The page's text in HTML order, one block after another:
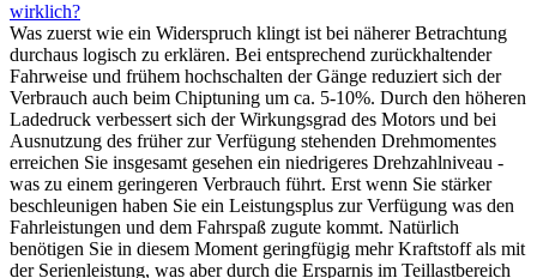
wirklich?
Was zuerst wie ein Widerspruch klingt ist bei näherer Betrachtung
durchaus logisch zu erklären. Bei entsprechend zurückhaltender
Fahrweise und frühem hochschalten der Gänge reduziert sich der
Verbrauch auch beim Chiptuning um ca. 5-10%. Durch den höheren
Ladedruck verbessert sich der Wirkungsgrad des Motors und bei
Ausnutzung des früher zur Verfügung stehenden Drehmomentes
erreichen Sie insgesamt gesehen ein niedrigeres Drehzahlniveau -
was zu einem geringeren Verbrauch führt. Erst wenn Sie stärker
beschleunigen haben Sie ein Leistungsplus zur Verfügung was den
Fahrleistungen und dem Fahrspaß zugute kommt. Natürlich
benötigen Sie in diesem Moment geringfügig mehr Kraftstoff als mit
der Serienleistung, was aber durch die Ersparnis im Teillastbereich